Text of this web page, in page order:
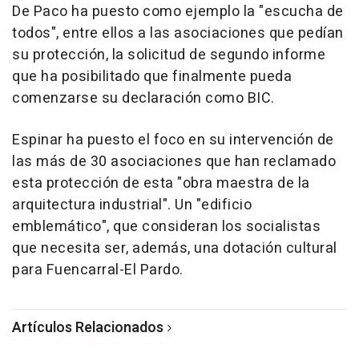
De Paco ha puesto como ejemplo la "escucha de
todos", entre ellos a las asociaciones que pedían
su protección, la solicitud de segundo informe
que ha posibilitado que finalmente pueda
comenzarse su declaración como BIC.
Espinar ha puesto el foco en su intervención de
las más de 30 asociaciones que han reclamado
esta protección de esta "obra maestra de la
arquitectura industrial". Un "edificio
emblemático", que consideran los socialistas
que necesita ser, además, una dotación cultural
para Fuencarral-El Pardo.
Artículos Relacionados